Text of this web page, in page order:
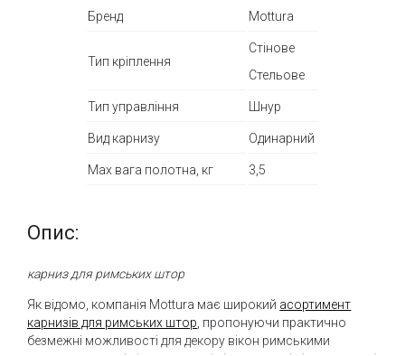
Бренд Mottura
Тип кріплення
Стінове
Стельове
Тип управління Шнур
Вид карнизу Одинарний
Max вага полотна, кг 3,5
Опис:
карниз для римських штор
Як відомо, компанія Mottura має широкий асортимент
карнизів для римських штор , пропонуючи практично
безмежні можливості для декору вікон римськими